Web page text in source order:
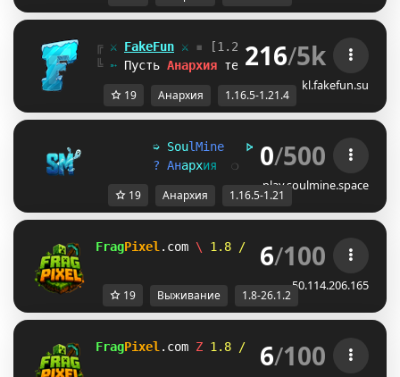
╔ ⚔ FakeFun ⚔ ▪
[1.21.4-1.16.5]
╚ ➵ Пусть Анархия течёт по твоим
216/5k
kl.fakefun.su
19 Анархия 1.16.5-1.21.4
➭ SoulMi ne ⋉ 1 16.5 - 21
? Анархия ❍ .me /SMAnar y
0/500
play.soulmine.space
19 Анархия 1.16.5-1.21
FragPixel .com T 1.8 / 26.1.2 O Survival
6/100
50.114.206.165
19 Выживание 1.8-26.1.2
FragPixel .com D 1.8 / 26.1.2 F Survival
6/100